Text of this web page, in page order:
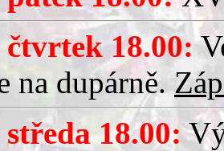
čtvrtek 18.00:
na dupárně.
18.00: